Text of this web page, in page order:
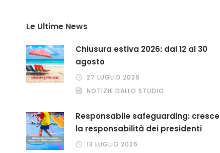
Le Ultime News
Chiusura estiva 2026: dal 12 al 30
agosto
27 LUGLIO 2026
NOTIZIE DALLO STUDIO
Responsabile safeguarding: cresce
la responsabilità dei presidenti
13 LUGLIO 2026